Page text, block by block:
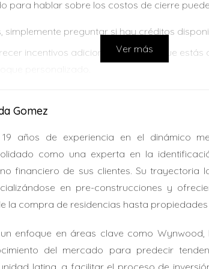
para hablar sobre los costos de cierre
simplemente preguntar si hay créditos
incentivos adicionales si creen que
un crédito de $10,000 para cubrir todos
hizo que su transición fuera mucho más
del Sol
para recibir un descuento en sus gastos de
que también les permitió usar esos fondos
Las Palmas
créditos que cubrieron el total de sus costos
el constructor se mostrara más flexible con
Ver más
Gomez
años de experiencia en el dinámico
como una experta en la
financiero de sus clientes. Su trayectoria
en pre-construcciones y
la compra de residencias hasta propiedades
enfoque en áreas clave como
del mercado para predecir
latina, a facilitar el proceso de